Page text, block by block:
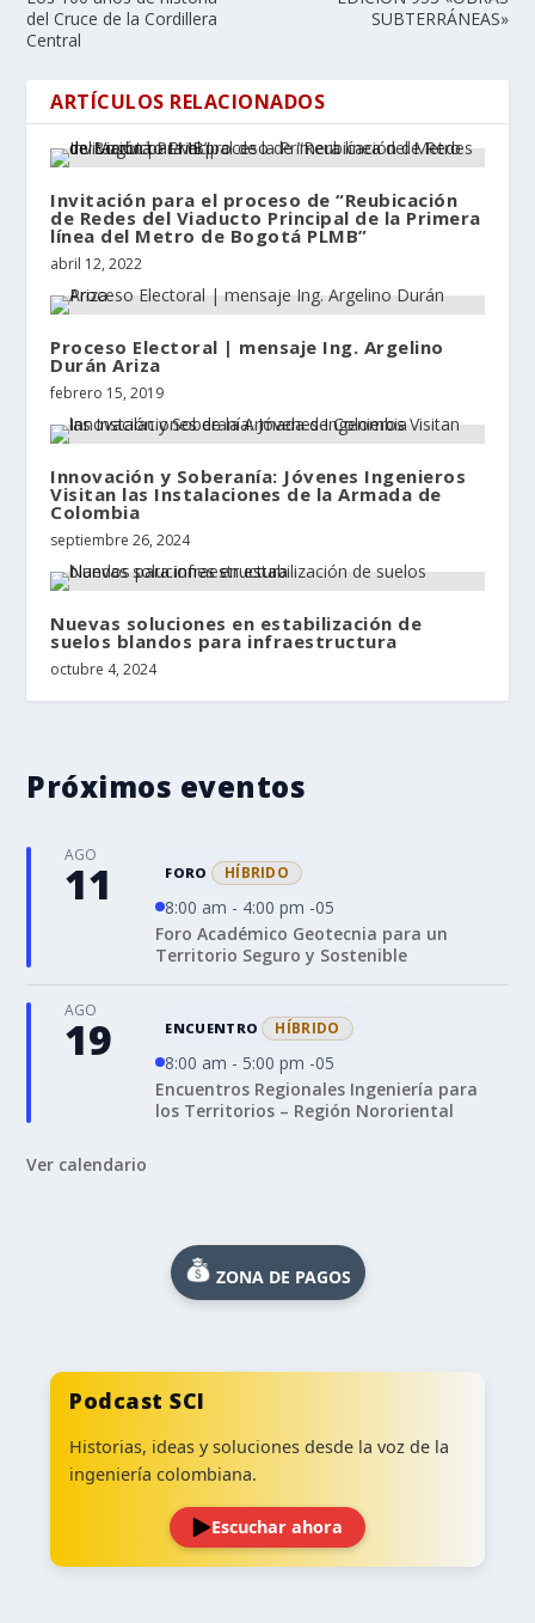
del Cruce de la Cordillera
Central
SUBTERRÁNEAS»
ARTÍCULOS RELACIONADOS
Invitación para el proceso de “Reubicación
de Redes del Viaducto Principal de la Primera
línea del Metro de Bogotá PLMB”
abril 12, 2022
Proceso Electoral | mensaje Ing. Argelino
Durán Ariza
febrero 15, 2019
Innovación y Soberanía: Jóvenes Ingenieros
Visitan las Instalaciones de la Armada de
Colombia
septiembre 26, 2024
Nuevas soluciones en estabilización de
suelos blandos para infraestructura
octubre 4, 2024
Próximos eventos
AGO
11 FORO HÍBRIDO
8:00 am - 4:00 pm -05
Foro Académico Geotecnia para un
Territorio Seguro y Sostenible
AGO
19 ENCUENTRO HÍBRIDO
8:00 am - 5:00 pm -05
Encuentros Regionales Ingeniería para
los Territorios – Región Nororiental
Ver calendario
ZONA DE PAGOS
Podcast SCI
Historias, ideas y soluciones desde la voz de la
ingeniería colombiana.
Escuchar ahora